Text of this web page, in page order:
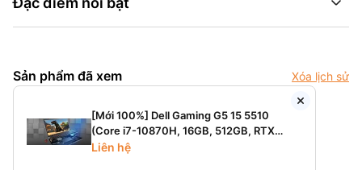
Sản phẩm đã xem Xóa lịch sử
[Mới 100%] Dell Gaming G5 15 5510
(Core i7-10870H, 16GB, 512GB, RTX
3060, 15.6'' FHD 120Hz)
Liên hệ